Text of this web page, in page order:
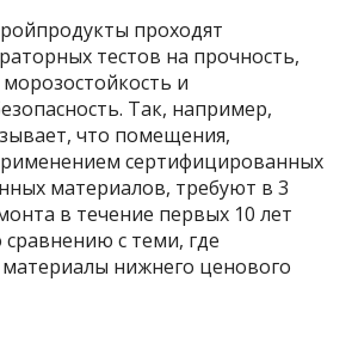
проходят
тестов на прочность,
и
Так, например,
что помещения,
сертифицированных
материалов, требуют в 3
в течение первых 10 лет
сравнению с теми, где
материалы нижнего ценового